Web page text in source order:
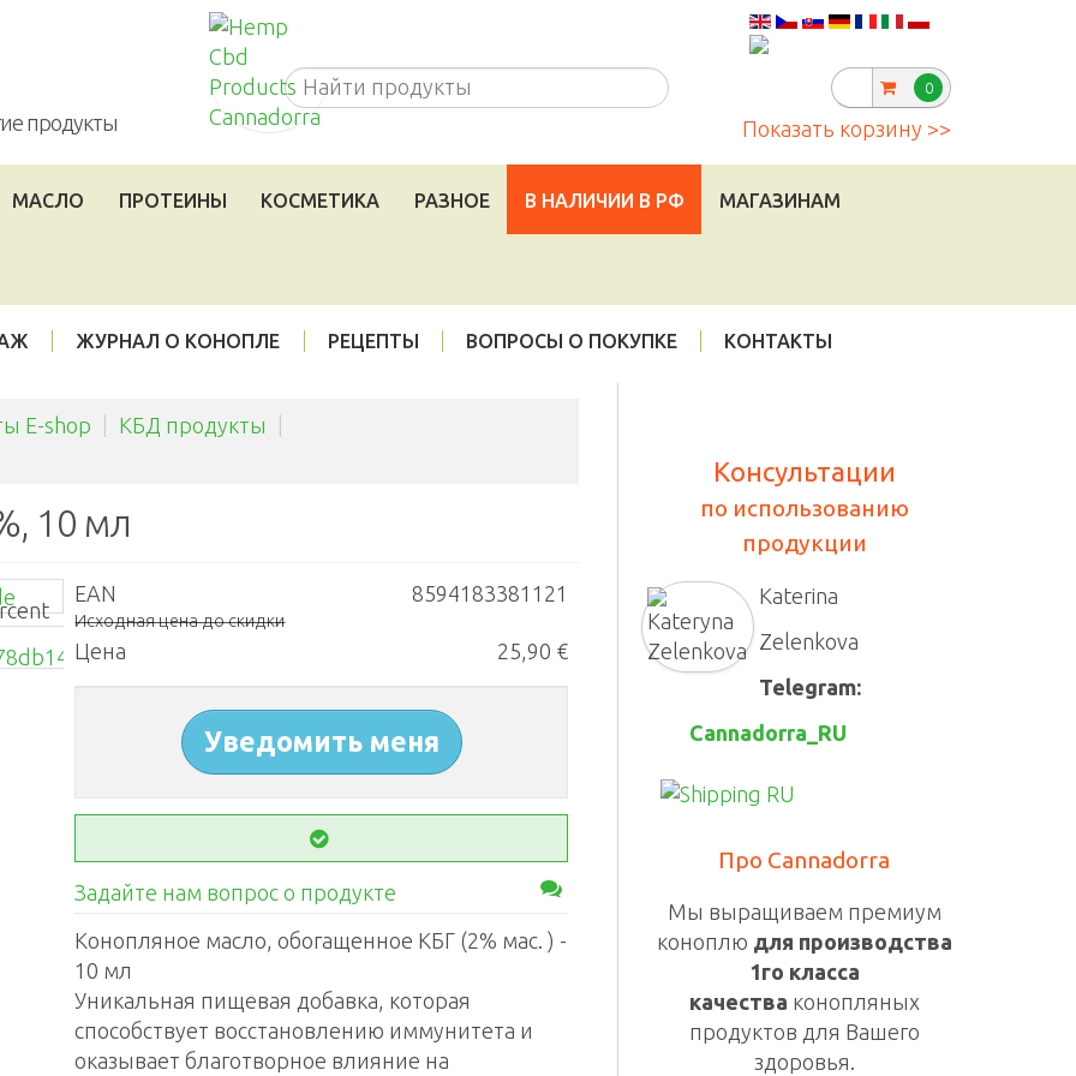
продукты
0
Показать корзину >>
МАСЛО ПРОТЕИНЫ КОСМЕТИКА РАЗНОЕ В НАЛИЧИИ В РФ МАГАЗИНАМ
ЖУРНАЛ О КОНОПЛЕ РЕЦЕПТЫ ВОПРОСЫ О ПОКУПКЕ КОНТАКТЫ
E-shop КБД продукты
10 мл
EAN 8594183381121
Исходная цена до скидки
Цена 25,90 €
Уведомить меня
Задайте нам вопрос о продукте
Конопляное масло, обогащенное КБГ (2% мас. ) -
10 мл
Уникальная пищевая добавка, которая
способствует восстановлению иммунитета и
оказывает благотворное влияние на
Консультации
по использованию
продукции
Katerina
Zelenkova
Telegram:
Cannadorra_RU
Про Cannadorra
Мы выращиваем премиум
коноплю для производства
1го класса
качества конопляных
продуктов для Вашего
здоровья.